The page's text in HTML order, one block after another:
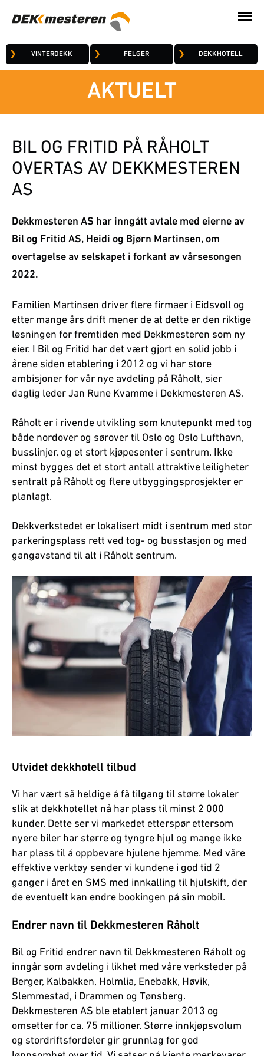
VINTERDEKK FELGER DEKKHOTELL
AKTUELT
BIL OG FRITID PÅ RÅHOLT
OVERTAS AV DEKKMESTEREN
AS
Dekkmesteren AS har inngått avtale med eierne av
Bil og Fritid AS, Heidi og Bjørn Martinsen, om
overtagelse av selskapet i forkant av vårsesongen
2022.
Familien Martinsen driver flere firmaer i Eidsvoll og
etter mange års drift mener de at dette er den riktige
løsningen for fremtiden med Dekkmesteren som ny
eier. I Bil og Fritid har det vært gjort en solid jobb i
årene siden etablering i 2012 og vi har store
ambisjoner for vår nye avdeling på Råholt, sier
daglig leder Jan Rune Kvamme i Dekkmesteren AS.
Råholt er i rivende utvikling som knutepunkt med tog
både nordover og sørover til Oslo og Oslo Lufthavn,
busslinjer, og et stort kjøpesenter i sentrum. Ikke
minst bygges det et stort antall attraktive leiligheter
sentralt på Råholt og flere utbyggingsprosjekter er
planlagt.
Dekkverkstedet er lokalisert midt i sentrum med stor
parkeringsplass rett ved tog- og busstasjon og med
gangavstand til alt i Råholt sentrum.
Utvidet dekkhotell tilbud
Vi har vært så heldige å få tilgang til større lokaler
slik at dekkhotellet nå har plass til minst 2 000
kunder. Dette ser vi markedet etterspør ettersom
nyere biler har større og tyngre hjul og mange ikke
har plass til å oppbevare hjulene hjemme. Med våre
effektive verktøy sender vi kundene i god tid 2
ganger i året en SMS med innkalling til hjulskift, der
de eventuelt kan endre bookingen på sin mobil.
Endrer navn til Dekkmesteren Råholt
Bil og Fritid endrer navn til Dekkmesteren Råholt og
inngår som avdeling i likhet med våre verksteder på
Berger, Kalbakken, Holmlia, Enebakk, Høvik,
Slemmestad, i Drammen og Tønsberg.
Dekkmesteren AS ble etablert januar 2013 og
omsetter for ca. 75 millioner. Større innkjøpsvolum
og stordriftsfordeler gir grunnlag for god